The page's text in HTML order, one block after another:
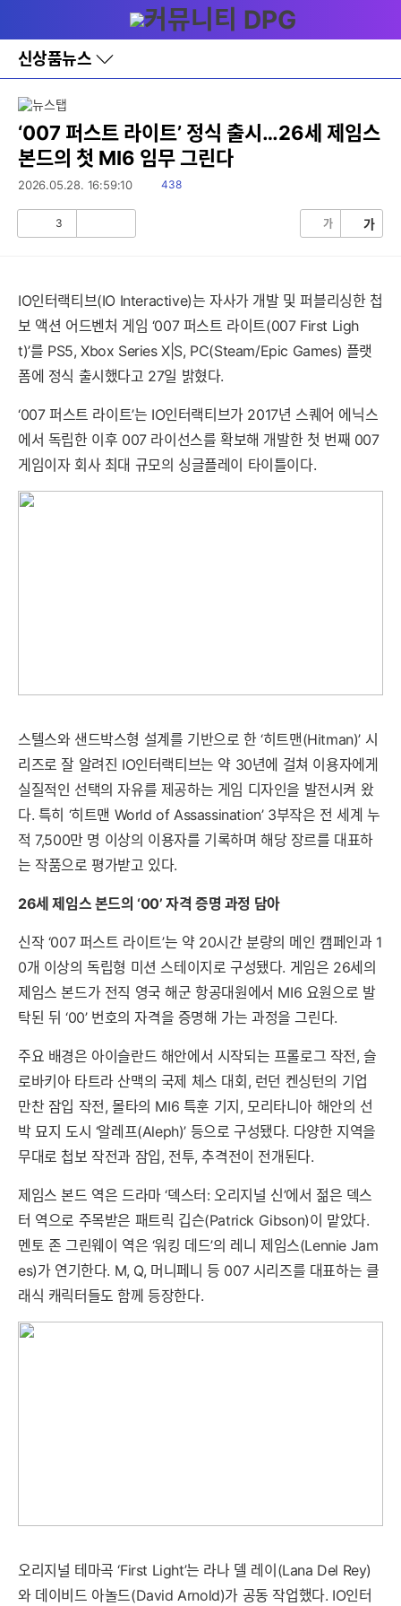
와
홈
신상품뉴스
바
로
레
이
어
토
‘007 퍼스트 라이트’ 정식 출시…26세 제임스
본드의 첫 MI6 임무 그린다
2026.05.28. 16:59:10
읽
438
3 가 가
IO인터랙티브(IO Interactive)는 자사가 개발 및 퍼블리싱한 첩
보 액션 어드벤처 게임 ‘007 퍼스트 라이트(007 First Ligh
t)’를 PS5, Xbox Series X|S, PC(Steam/Epic Games) 플랫
폼에 정식 출시했다고 27일 밝혔다.
‘007 퍼스트 라이트’는 IO인터랙티브가 2017년 스퀘어 에닉스
에서 독립한 이후 007 라이선스를 확보해 개발한 첫 번째 007
게임이자 회사 최대 규모의 싱글플레이 타이틀이다.
스텔스와 샌드박스형 설계를 기반으로 한 ‘히트맨(Hitman)’ 시
리즈로 잘 알려진 IO인터랙티브는 약 30년에 걸쳐 이용자에게
실질적인 선택의 자유를 제공하는 게임 디자인을 발전시켜 왔
다. 특히 ‘히트맨 World of Assassination’ 3부작은 전 세계 누
적 7,500만 명 이상의 이용자를 기록하며 해당 장르를 대표하
는 작품으로 평가받고 있다.
26세 제임스 본드의 ‘00’ 자격 증명 과정 담아
신작 ‘007 퍼스트 라이트’는 약 20시간 분량의 메인 캠페인과 1
0개 이상의 독립형 미션 스테이지로 구성됐다. 게임은 26세의
제임스 본드가 전직 영국 해군 항공대원에서 MI6 요원으로 발
탁된 뒤 ‘00’ 번호의 자격을 증명해 가는 과정을 그린다.
주요 배경은 아이슬란드 해안에서 시작되는 프롤로그 작전, 슬
로바키아 타트라 산맥의 국제 체스 대회, 런던 켄싱턴의 기업
만찬 잠입 작전, 몰타의 MI6 특훈 기지, 모리타니아 해안의 선
박 묘지 도시 ‘알레프(Aleph)’ 등으로 구성됐다. 다양한 지역을
무대로 첩보 작전과 잠입, 전투, 추격전이 전개된다.
제임스 본드 역은 드라마 ‘덱스터: 오리지널 신’에서 젊은 덱스
터 역으로 주목받은 패트릭 깁슨(Patrick Gibson)이 맡았다.
멘토 존 그린웨이 역은 ‘워킹 데드’의 레니 제임스(Lennie Jam
es)가 연기한다. M, Q, 머니페니 등 007 시리즈를 대표하는 클
래식 캐릭터들도 함께 등장한다.
오리지널 테마곡 ‘First Light’는 라나 델 레이(Lana Del Rey)
와 데이비드 아놀드(David Arnold)가 공동 작업했다. IO인터
세부정보 열기/접기